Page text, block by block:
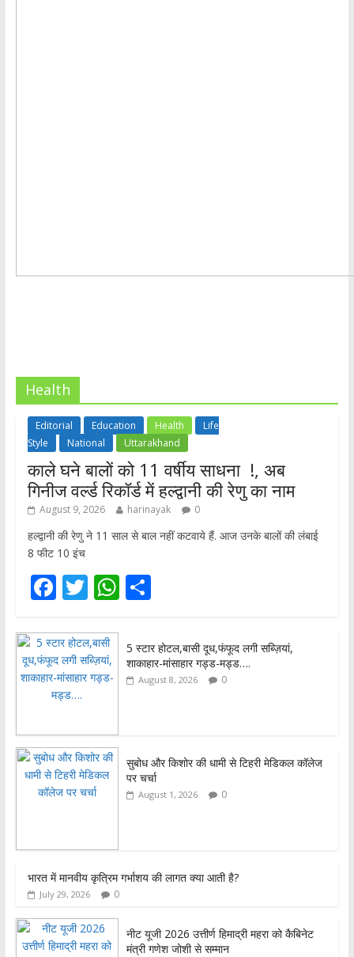
Health
Editorial Education Health
Life
Style
National Uttarakhand
काले घने बालों को 11 वर्षीय साधना !, अब
गिनीज वर्ल्ड रिकॉर्ड में हल्द्वानी की रेणु का नाम
August 9, 2026 harinayak 0
हल्द्वानी की रेणु ने 11 साल से बाल नहीं कटवाये हैं. आज उनके बालों की लंबाई
8 फीट 10 इंच
F
e
b
o
k
T
itt
er
W
at
s
A
S
ar
e
5 स्टार होटल,बासी दूध,फंफूद लगी सब्ज़ियां,
शाकाहार-मांसाहार गड्ड-मड्ड….
August 8, 2026 0
सुबोध और किशोर की धामी से टिहरी मेडिकल कॉलेज
पर चर्चा
August 1, 2026 0
भारत में मानवीय कृत्रिम गर्भाशय की लागत क्या आती है?
July 29, 2026 0
नीट यूजी 2026 उत्तीर्ण हिमाद्री महरा को कैबिनेट
मंत्री गणेश जोशी से सम्मान